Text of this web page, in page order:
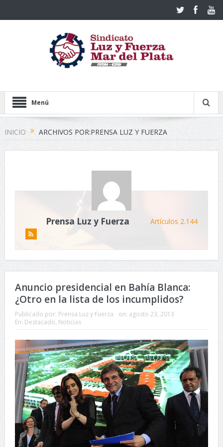
Menú
INICIO ARCHIVOS POR:PRENSA LUZ Y FUERZA
Prensa Luz y Fuerza Artículos 2.144
Anuncio presidencial en Bahía Blanca:
¿Otro en la lista de los incumplidos?
Publicado por: Prensa Luz y Fuerza on: agosto 23, 2013
En: Destacado, Noticias